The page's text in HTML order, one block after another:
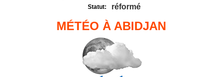
Statut: réformé
MÉTÉO À ABIDJAN